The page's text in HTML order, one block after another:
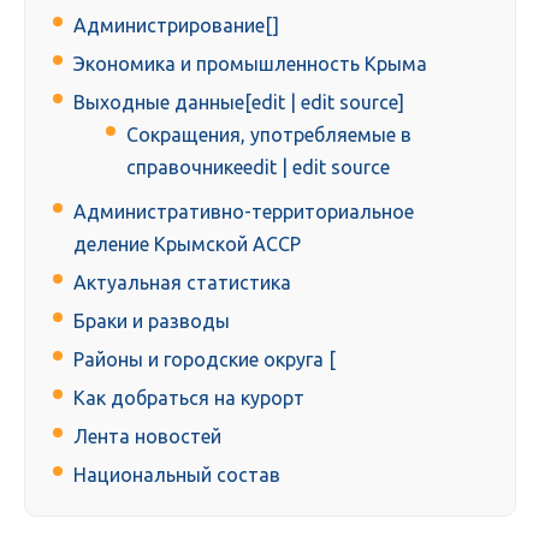
Администрирование[]
Экономика и промышленность Крыма
Выходные данные[edit | edit source]
Сокращения, употребляемые в
справочникеedit | edit source
Административно-территориальное
деление Крымской АССР
Актуальная статистика
Браки и разводы
Районы и городские округа [
Как добраться на курорт
Лента новостей
Национальный состав